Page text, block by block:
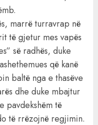
marrë turravrap në
të gjetur mes vapës
së radhës, duke
që kanë
baltë nga e thasëve
dhe duke mbajtur
pavdekshëm të
të rrëzojnë regjimin.